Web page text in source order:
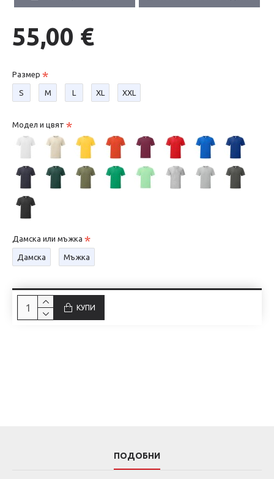
55,00 €
Размер
S М L XL XXL
Модел и цвят
Дамска или мъжка
Дамска Мъжка
КУПИ
ПОДОБНИ